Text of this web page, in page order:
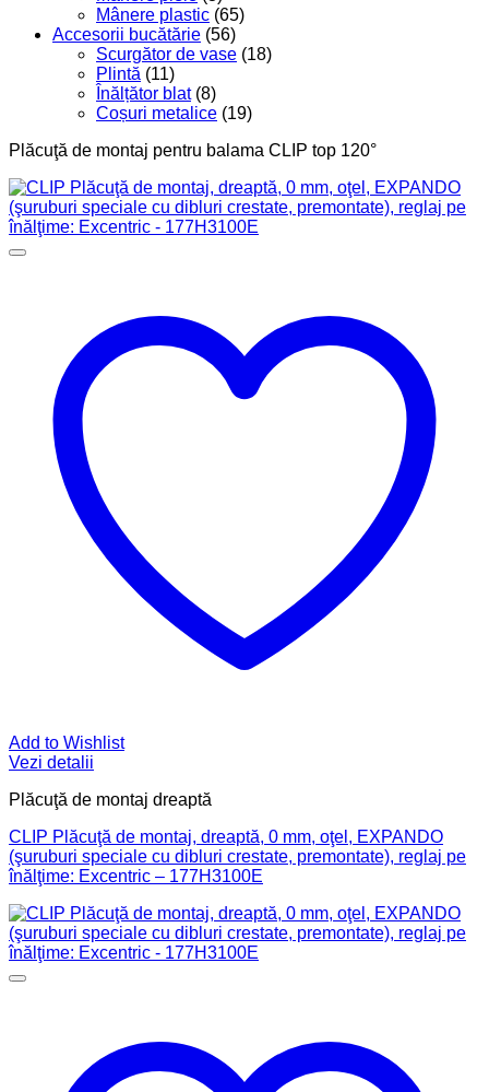
Mânere plastic (65)
Accesorii bucătărie (56)
Scurgător de vase (18)
Plintă (11)
Înălțător blat (8)
Coșuri metalice (19)
Plăcuţă de montaj pentru balama CLIP top 120°
Add to Wishlist
Vezi detalii
Plăcuţă de montaj dreaptă
CLIP Plăcuţă de montaj, dreaptă, 0 mm, oţel, EXPANDO
(şuruburi speciale cu dibluri crestate, premontate), reglaj pe
înălţime: Excentric – 177H3100E